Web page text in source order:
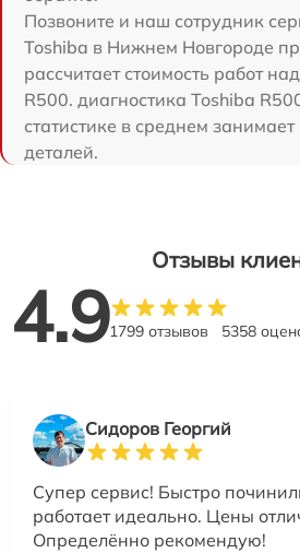
Позвоните и наш сотрудник
Toshiba в Нижнем Новгороде
рассчитает стоимость работ
R500. диагностика Toshiba
статистике в среднем
деталей.
Отзывы
4.91799 отзывов 5358
Сидоров Георгий
Супер сервис! Быстро
работает идеально. Цены
Определённо рекомендую!